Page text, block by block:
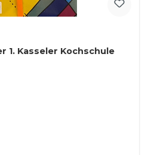
1. Kasseler Kochschule